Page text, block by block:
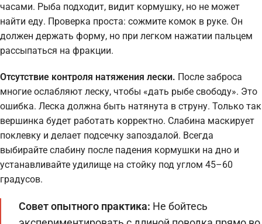
часами. Рыба подходит, видит кормушку, но не может
найти еду. Проверка проста: сожмите комок в руке. Он
должен держать форму, но при легком нажатии пальцем
рассыпаться на фракции.
Отсутствие контроля натяжения лески. После заброса
многие ослабляют леску, чтобы «дать рыбе свободу». Это
ошибка. Леска должна быть натянута в струну. Только так
вершинка будет работать корректно. Слабина маскирует
поклевку и делает подсечку запоздалой. Всегда
выбирайте слабину после падения кормушки на дно и
устанавливайте удилище на стойку под углом 45–60
градусов.
Совет опытного практика: Не бойтесь